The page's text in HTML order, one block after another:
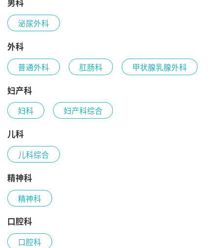
呼吸内科
男科
泌尿外科
外科
普通外科 肛肠科 甲状腺乳腺外科
妇产科
妇科 妇产科综合
儿科
儿科综合
精神科
精神科
口腔科
口腔科